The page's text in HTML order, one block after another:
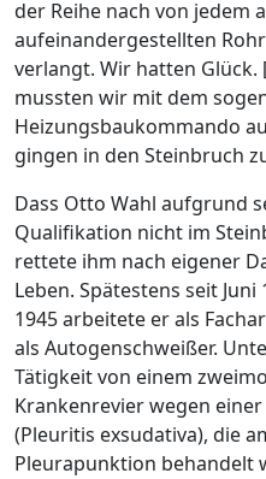
der Reihe nach von jedem
aufeinandergestellten
verlangt. Wir hatten Glück.
mussten wir mit dem
Heizungsbaukommando
gingen in den Steinbruch
Dass Otto Wahl aufgrund
Qualifikation nicht im
rettete ihm nach eigener
Leben. Spätestens seit
1945 arbeitete er als
als Autogenschweißer.
Tätigkeit von einem
Krankenrevier wegen
(Pleuritis exsudativa), die
Pleurapunktion behandelt